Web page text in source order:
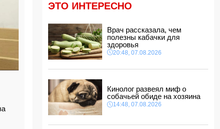
14:28, 07.08.2026
На Самира Шарифова возложены новые
полномочия
14:14, 07.08.2026
должности посла
14:10, 07.08.2026
Моуринью в шоке после отказа Родри от
перехода в "Реал"
ЭТО ИНТЕРЕСНО
Врач рассказала, чем
полезны кабачки для
здоровья
20:48, 07.08.2026
Кинолог развеял миф о
собачьей обиде на хозяина
14:48, 07.08.2026